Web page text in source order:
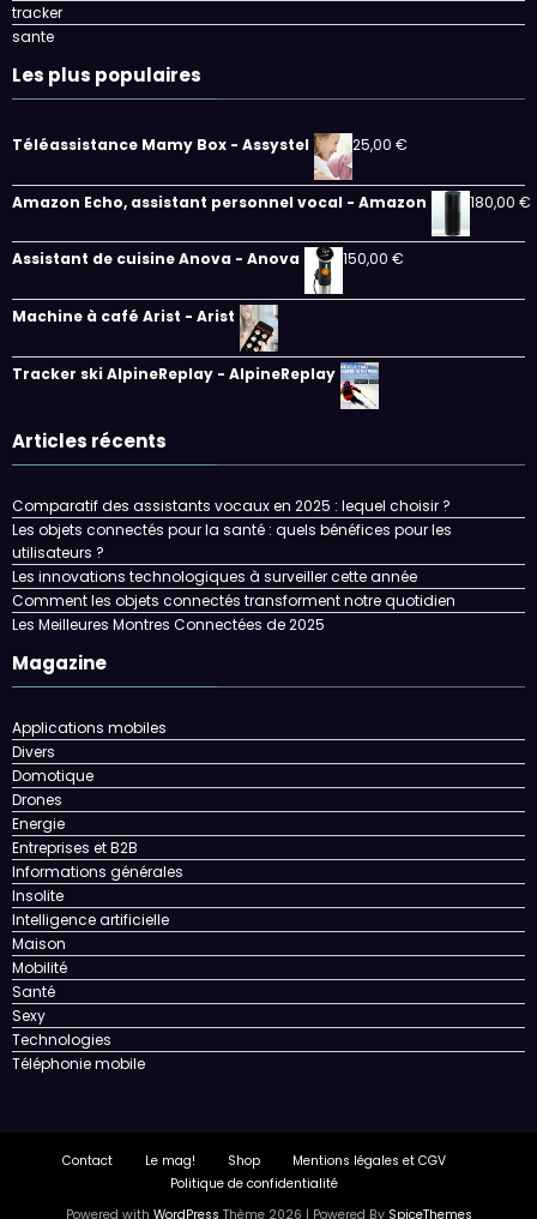
tracker
sante
Les plus populaires
Téléassistance Mamy Box - Assystel 25,00 €
Amazon Echo, assistant personnel vocal - Amazon 180,00 €
Assistant de cuisine Anova - Anova 150,00 €
Machine à café Arist - Arist
Tracker ski AlpineReplay - AlpineReplay
Articles récents
Comparatif des assistants vocaux en 2025 : lequel choisir ?
Les objets connectés pour la santé : quels bénéfices pour les
utilisateurs ?
Les innovations technologiques à surveiller cette année
Comment les objets connectés transforment notre quotidien
Les Meilleures Montres Connectées de 2025
Magazine
Applications mobiles
Divers
Domotique
Drones
Energie
Entreprises et B2B
Informations générales
Insolite
Intelligence artificielle
Maison
Mobilité
Santé
Sexy
Technologies
Téléphonie mobile
Contact Le mag! Shop
Mentions légales et CGV
Politique de confidentialité
Powered with WordPress Thème 2026 | Powered By SpiceThemes